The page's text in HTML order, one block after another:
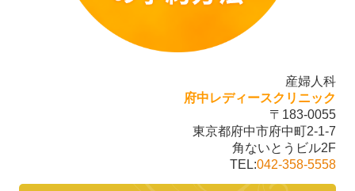
婦人科外来
検査・予防接種
産婦人科
府中レディースクリニック
〒183-0055
東京都府中市府中町2-1-7
角ないとうビル2F
TEL:042-358-5558